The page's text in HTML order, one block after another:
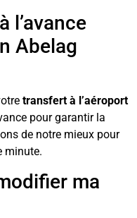
l’avance
Abelag
transfert à l’aéroport
pour garantir la
de notre mieux pour
minute.
ma